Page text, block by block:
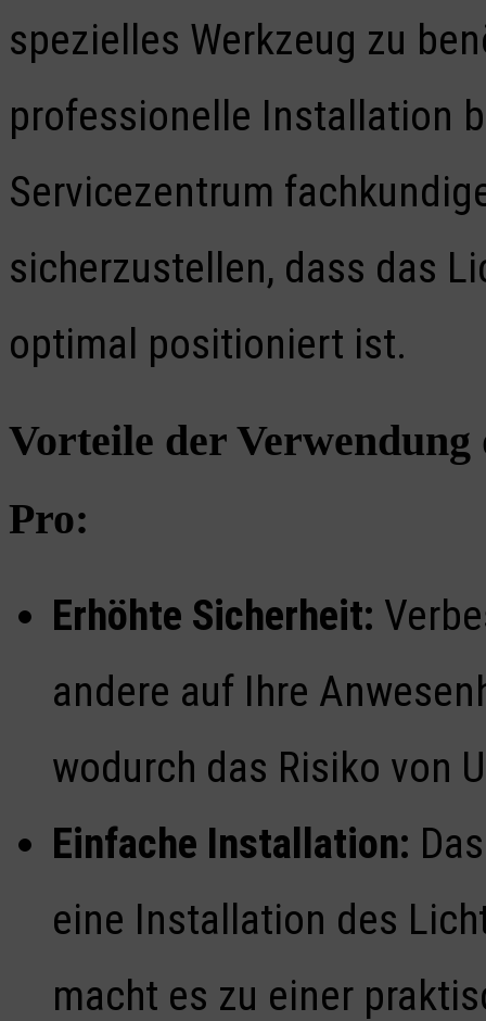
spezielles Werkzeug zu
professionelle Installation
Servicezentrum
sicherzustellen, dass das
optimal positioniert ist.
Vorteile der
Pro:
Erhöhte Sicherheit:
andere auf Ihre
wodurch das Risiko von
Einfache Installation:
eine Installation des
macht es zu einer